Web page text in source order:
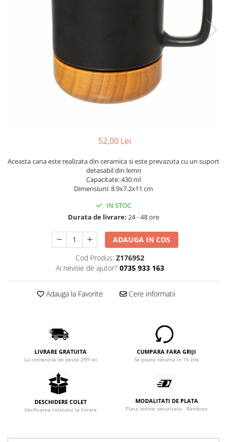
52,00 Lei
Aceasta cana este realizata din ceramica si este prevazuta cu un suport
detasabil din lemn
Capacitate: 430 ml
Dimensiuni: 8.9x7.2x11 cm
IN STOC
Durata de livrare: 24 - 48 ore
ADAUGA IN COS
Cod Produs: Z176952
Ai nevoie de ajutor? 0735 933 163
Adauga la Favorite Cere informatii
LIVRARE GRATUITA
La comenzile de peste 299 lei
CUMPARA FARA GRIJI
Se poate returna in 15 zile
DESCHIDERE COLET
Verificarea coletului la livrare
MODALITATI DE PLATA
Plata online securizata , Ramburs